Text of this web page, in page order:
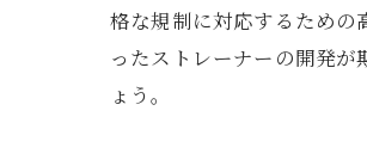
格な規制に対応するための
ったストレーナーの開発
ょう。